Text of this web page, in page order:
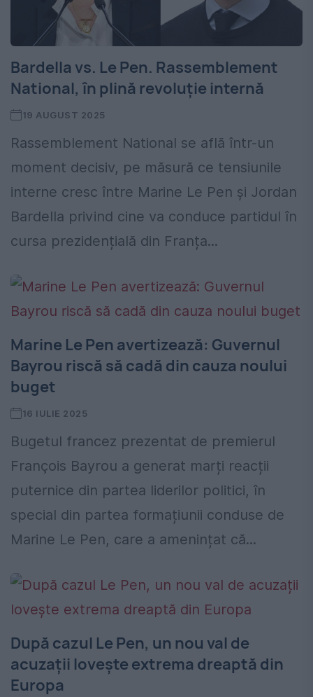
Bardella vs. Le Pen. Rassemblement
National, în plină revoluție internă
19 AUGUST 2025
Rassemblement National se află într-un
moment decisiv, pe măsură ce tensiunile
interne cresc între Marine Le Pen și Jordan
Bardella privind cine va conduce partidul în
cursa prezidențială din Franța...
Marine Le Pen avertizează: Guvernul
Bayrou riscă să cadă din cauza noului
buget
16 IULIE 2025
Bugetul francez prezentat de premierul
François Bayrou a generat marți reacții
puternice din partea liderilor politici, în
special din partea formațiunii conduse de
Marine Le Pen, care a amenințat că...
După cazul Le Pen, un nou val de
acuzații lovește extrema dreaptă din
Europa